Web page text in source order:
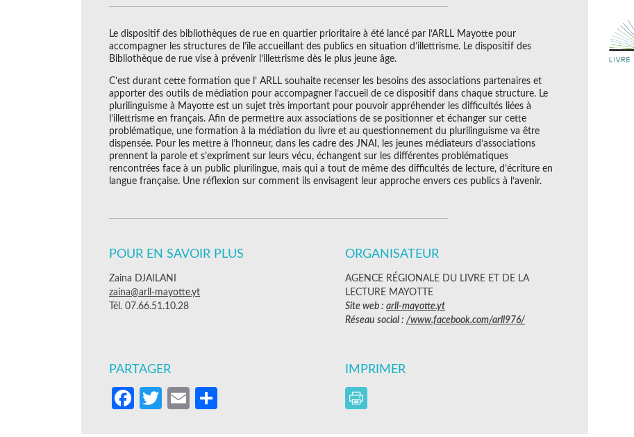
Le dispositif des bibliothèques de rue en quartier prioritaire à été lancé par l’ARLL Mayotte pour
accompagner les structures de l’île accueillant des publics en situation d’illettrisme. Le dispositif des
Bibliothèque de rue vise à prévenir l’illettrisme dès le plus jeune âge.
C’est durant cette formation que l’ ARLL souhaite recenser les besoins des associations partenaires et
apporter des outils de médiation pour accompagner l’accueil de ce dispositif dans chaque structure. Le
plurilinguisme à Mayotte est un sujet très important pour pouvoir appréhender les difficultés liées à
l’illettrisme en français. Afin de permettre aux associations de se positionner et échanger sur cette
problématique, une formation à la médiation du livre et au questionnement du plurilinguisme va être
dispensée. Pour les mettre à l’honneur, dans les cadre des JNAI, les jeunes médiateurs d’associations
prennent la parole et s’expriment sur leurs vécu, échangent sur les différentes problématiques
rencontrées face à un public plurilingue, mais qui a tout de même des difficultés de lecture, d’écriture en
langue française. Une réflexion sur comment ils envisagent leur approche envers ces publics à l’avenir.
POUR EN SAVOIR PLUS
Zaina DJAILANI
zaina@arll-mayotte.yt
Tél. 07.66.51.10.28
ORGANISATEUR
AGENCE RÉGIONALE DU LIVRE ET DE LA
LECTURE MAYOTTE
Site web : arll-mayotte.yt
Réseau social : /www.facebook.com/arll976/
PARTAGER
Facebook
Twitter
Email
IMPRIMER